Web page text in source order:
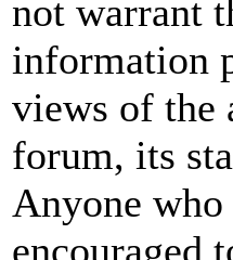
not warrant
information
views of the
forum, its
Anyone who
encouraged